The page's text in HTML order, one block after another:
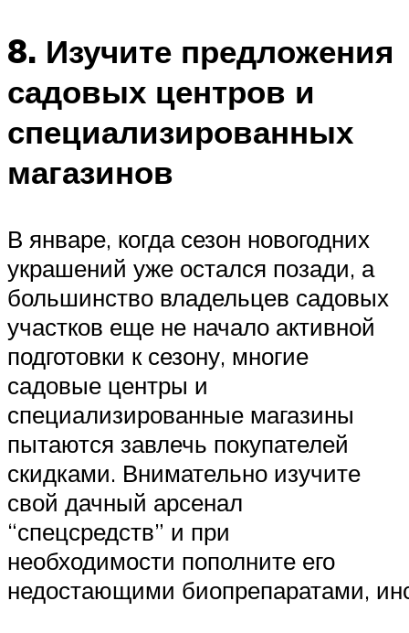
8. Изучите предложения
садовых центров и
специализированных
магазинов
В январе, когда сезон новогодних
украшений уже остался позади, а
большинство владельцев садовых
участков еще не начало активной
подготовки к сезону, многие
садовые центры и
специализированные магазины
пытаются завлечь покупателей
скидками. Внимательно изучите
свой дачный арсенал
“спецсредств” и при
необходимости пополните его
недостающими биопрепаратами,